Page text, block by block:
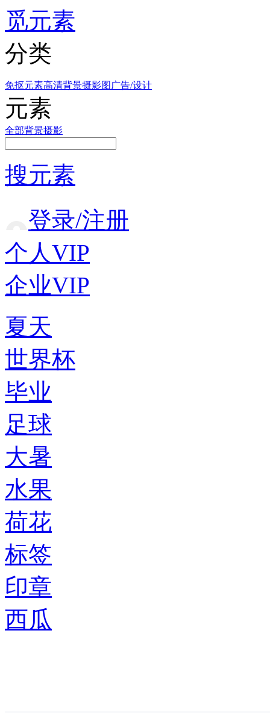
觅元素
分类
免抠元素高清背景摄影图 广告/设计
元素
全部背景摄影
搜元素
登录/注册
个人VIP
企业VIP
夏天
世界杯
毕业
足球
大暑
水果
荷花
标签
印章
西瓜